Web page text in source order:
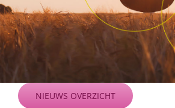
NIEUWS OVERZICHT